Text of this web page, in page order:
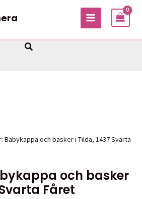
MAIN
Sök
Babykappa och basker i Tilda, 1437 Svarta
och basker
Fåret